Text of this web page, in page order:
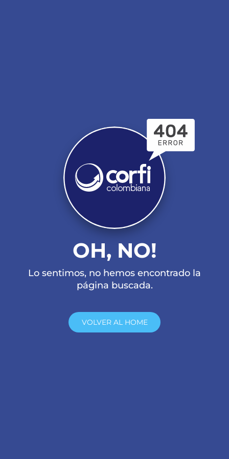
OH, NO!
Lo sentimos, no hemos encontrado la
página buscada.
VOLVER AL HOME